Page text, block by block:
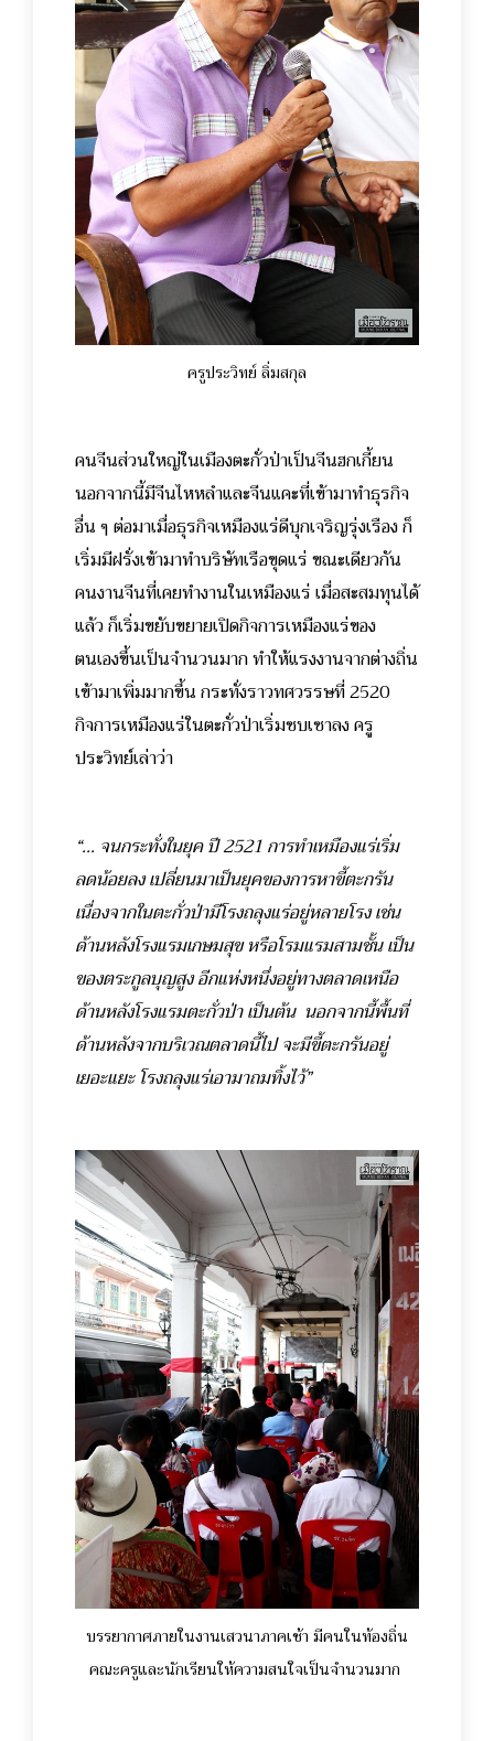
ครูประวิทย์ ลิ่มสกุล
คนจีนส่วนใหญ่ในเมืองตะกั่วป่าเป็นจีนฮกเกี้ยน
นอกจากนี้มีจีนไหหลำและจีนแคะที่เข้ามาทำธุรกิจ
อื่น ๆ ต่อมาเมื่อธุรกิจเหมืองแร่ดีบุกเจริญรุ่งเรือง ก็
เริ่มมีฝรั่งเข้ามาทำบริษัทเรือขุดแร่ ขณะเดียวกัน
คนงานจีนที่เคยทำงานในเหมืองแร่ เมื่อสะสมทุนได้
แล้ว ก็เริ่มขยับขยายเปิดกิจการเหมืองแร่ของ
ตนเองขึ้นเป็นจำนวนมาก ทำให้แรงงานจากต่างถิ่น
เข้ามาเพิ่มมากขึ้น กระทั่งราวทศวรรษที่ 2520
กิจการเหมืองแร่ในตะกั่วป่าเริ่มซบเซาลง ครู
ประวิทย์เล่าว่า
“... จนกระทั่งในยุค ปี 2521 การทำเหมืองแร่เริ่ม
ลดน้อยลง เปลี่ยนมาเป็นยุคของการหาขี้ตะกรัน
เนื่องจากในตะกั่วป่ามีโรงถลุงแร่อยู่หลายโรง เช่น
ด้านหลังโรงแรมเกษมสุข หรือโรมแรมสามชั้น เป็น
ของตระกูลบุญสูง อีกแห่งหนึ่งอยู่ทางตลาดเหนือ
ด้านหลังโรงแรมตะกั่วป่า เป็นต้น นอกจากนี้พื้นที่
ด้านหลังจากบริเวณตลาดนี้ไป จะมีขี้ตะกรันอยู่
เยอะแยะ โรงถลุงแร่เอามาถมทิ้งไว้”
บรรยากาศภายในงานเสวนาภาคเช้า มีคนในท้องถิ่น
คณะครูและนักเรียนให้ความสนใจเป็นจำนวนมาก